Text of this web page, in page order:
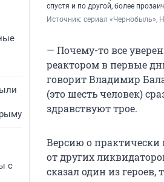
с
спустя и по другой, более
Источник: сериал «Чернобыль»,
— Почему-то все
реактором в первые
говорит Владимир
(это шесть человек)
здравствуют трое.
Версию о
от других
сказал один из